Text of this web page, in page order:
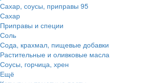
Сахар, соусы, приправы 95
Сахар
Приправы и специи
Соль
Сода, крахмал, пищевые добавки
Растительные и оливковые масла
Соусы, горчица, хрен
Ещё